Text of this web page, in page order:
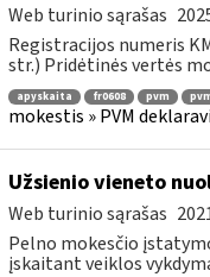
Web turinio sąrašas
Registracijos numeris
str.) Pridėtinės vertės
apyskaita fr0608 pvm
mokestis » PVM
Užsienio vieneto
Web turinio sąrašas
Pelno mokesčio
įskaitant veiklos